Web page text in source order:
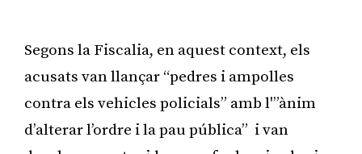
Segons la Fiscalia, en aquest context, els
acusats van llançar “pedres i ampolles
contra els vehicles policials” amb l'”ànim
d’alterar l’ordre i la pau pública” i van